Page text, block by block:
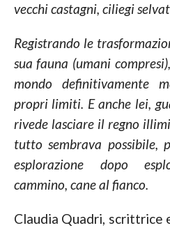
vecchi castagni, ciliegi
Registrando le
sua fauna (umani
mondo definitivamente
propri limiti. E anche lei,
rivede lasciare il regno
tutto sembrava possibile,
esplorazione dopo
cammino, cane al fianco.
Claudia Quadri, scrittrice